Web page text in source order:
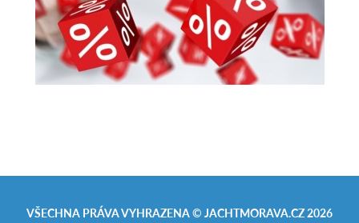
VŠECHNA PRÁVA VYHRAZENA © JACHTMORAVA.CZ2026